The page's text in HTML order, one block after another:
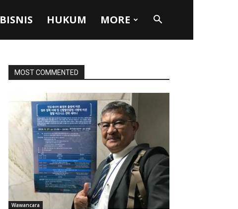
BISNIS HUKUM MORE
MOST COMMENTED
Wawancara